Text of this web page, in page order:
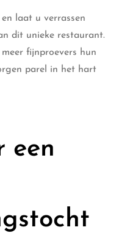
laat u verrassen
dit unieke restaurant.
fijnproevers hun
parel in het hart
een